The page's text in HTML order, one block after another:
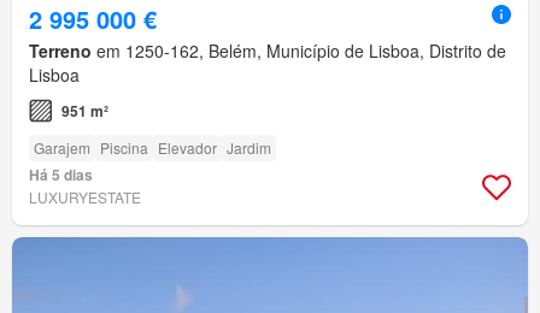
2 995 000 €
Terreno em 1250-162, Belém, Município de Lisboa, Distrito de
Lisboa
951 m²
Garajem Piscina Elevador Jardim
Há 5 dias
LUXURYESTATE